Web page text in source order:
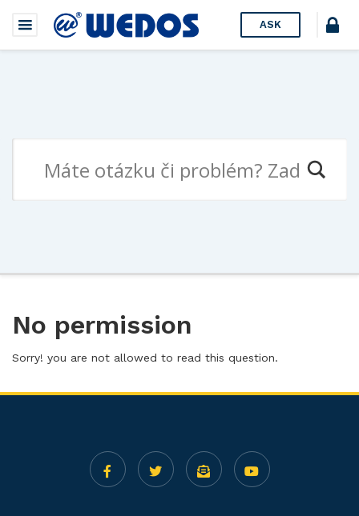
ASK
No permission
Sorry! you are not allowed to read this question.